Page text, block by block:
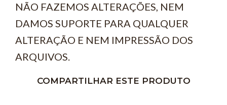
NÃO FAZEMOS ALTERAÇÕES, NEM
DAMOS SUPORTE PARA QUALQUER
ALTERAÇÃO E NEM IMPRESSÃO DOS
ARQUIVOS.
COMPARTILHAR ESTE PRODUTO